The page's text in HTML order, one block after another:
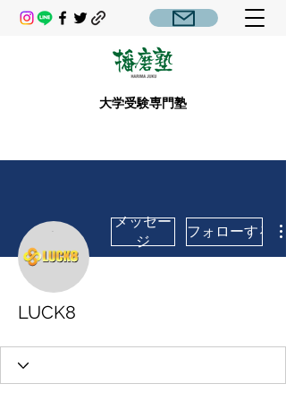
大学受験専門塾
メッセー
ジ
フォローする
LUCK8